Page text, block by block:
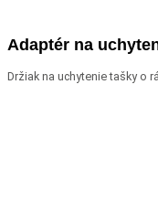
Adaptér na
Držiak na uchytenie tašky o